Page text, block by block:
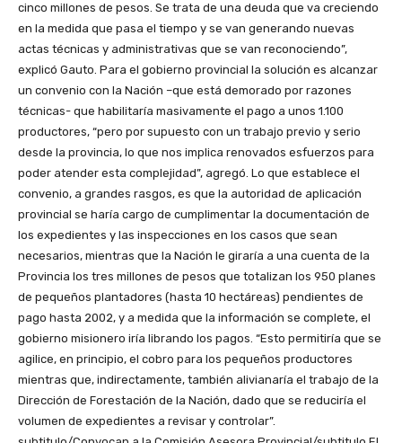
cinco millones de pesos. Se trata de una deuda que va creciendo
en la medida que pasa el tiempo y se van generando nuevas
actas técnicas y administrativas que se van reconociendo”,
explicó Gauto. Para el gobierno provincial la solución es alcanzar
un convenio con la Nación –que está demorado por razones
técnicas- que habilitaría masivamente el pago a unos 1.100
productores, “pero por supuesto con un trabajo previo y serio
desde la provincia, lo que nos implica renovados esfuerzos para
poder atender esta complejidad”, agregó. Lo que establece el
convenio, a grandes rasgos, es que la autoridad de aplicación
provincial se haría cargo de cumplimentar la documentación de
los expedientes y las inspecciones en los casos que sean
necesarios, mientras que la Nación le giraría a una cuenta de la
Provincia los tres millones de pesos que totalizan los 950 planes
de pequeños plantadores (hasta 10 hectáreas) pendientes de
pago hasta 2002, y a medida que la información se complete, el
gobierno misionero iría librando los pagos. “Esto permitiría que se
agilice, en principio, el cobro para los pequeños productores
mientras que, indirectamente, también alivianaría el trabajo de la
Dirección de Forestación de la Nación, dado que se reduciría el
volumen de expedientes a revisar y controlar”.